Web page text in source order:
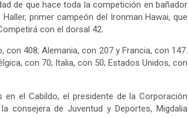
de que hace toda la competición en bañador
primer campeón del Ironman Hawai, que
con el dorsal 42.
408; Alemania, con 207 y Francia, con 147.
con 70; Italia, con 50; Estados Unidos, con
el Cabildo, el presidente de la Corporación
consejera de Juventud y Deportes, Migdalia